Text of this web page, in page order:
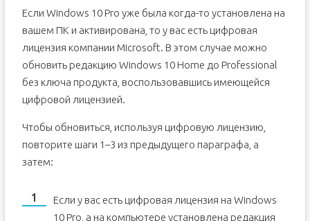
Если Windows 10 Pro уже была когда-то установлена на
вашем ПК и активирована, то у вас есть цифровая
лицензия компании Microsoft. В этом случае можно
обновить редакцию Windows 10 Home до Professional
без ключа продукта, воспользовавшись имеющейся
цифровой лицензией.
Чтобы обновиться, используя цифровую лицензию,
повторите шаги 1–3 из предыдущего параграфа, а
затем:
Если у вас есть цифровая лицензия на Windows
10 Pro, а на компьютере установлена редакция